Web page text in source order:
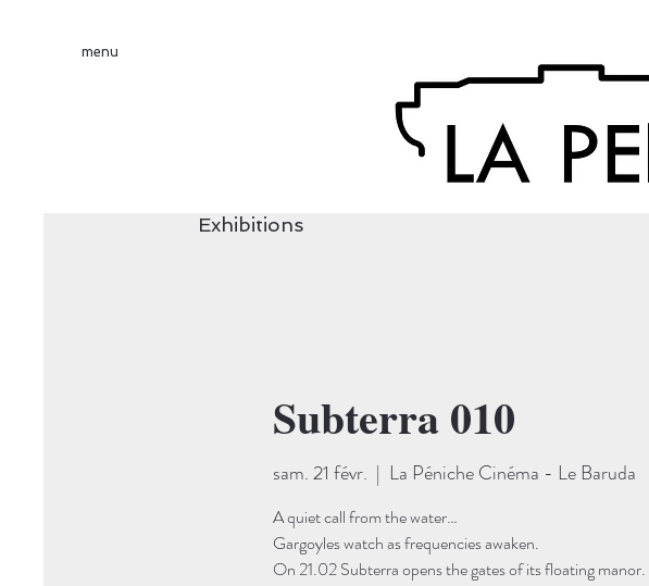
menu
Exhibitions
Subterra 010
sam. 21 févr.
  |
La Péniche Cinéma - Le Baruda
A quiet call from the water…
Gargoyles watch as frequencies awaken.
On 21.02 Subterra opens the gates of its floating manor.